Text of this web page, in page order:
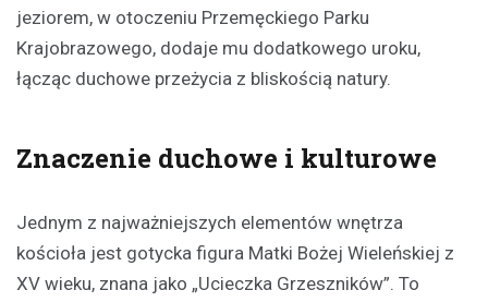
jeziorem, w otoczeniu Przemęckiego Parku
Krajobrazowego, dodaje mu dodatkowego uroku,
łącząc duchowe przeżycia z bliskością natury.
Znaczenie duchowe i kulturowe
Jednym z najważniejszych elementów wnętrza
kościoła jest gotycka figura Matki Bożej Wieleńskiej z
XV wieku, znana jako „Ucieczka Grzeszników”. To